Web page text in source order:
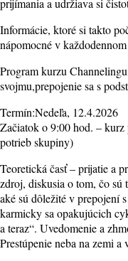
prijímania a udržiava si
Informácie, ktoré si takto
nápomocné v
Program kurzu
svojmu,prepojenie sa s
Termín:Nedeľa, 12.4.2026
Začiatok o 9:00 hod. –
potrieb skupiny)
Teoretická časť – prijatie a
zdroj, diskusia o tom, čo sú
aké sú dôležité v prepojení
karmicky sa opakujúcich
a teraz“. Uvedomenie a
Prestúpenie neba na zemi